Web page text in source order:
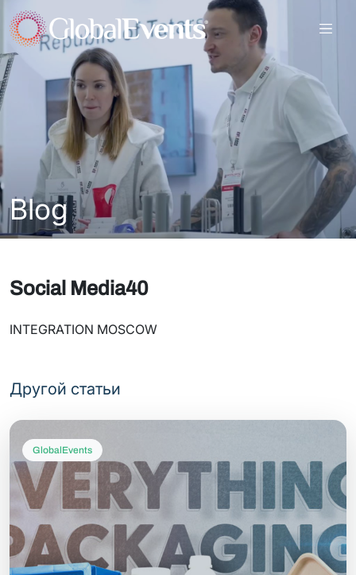
Blog
Social Media40
INTEGRATION MOSCOW
Другой статьи
GlobalEvents